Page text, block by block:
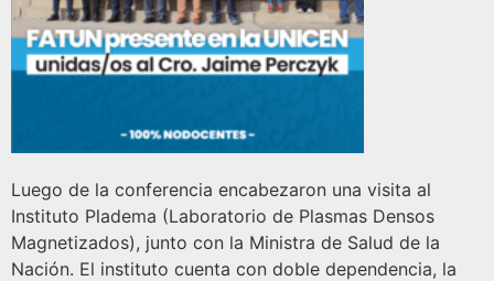
Luego de la conferencia encabezaron una visita al
Instituto Pladema (Laboratorio de Plasmas Densos
Magnetizados), junto con la Ministra de Salud de la
Nación. El instituto cuenta con doble dependencia, la